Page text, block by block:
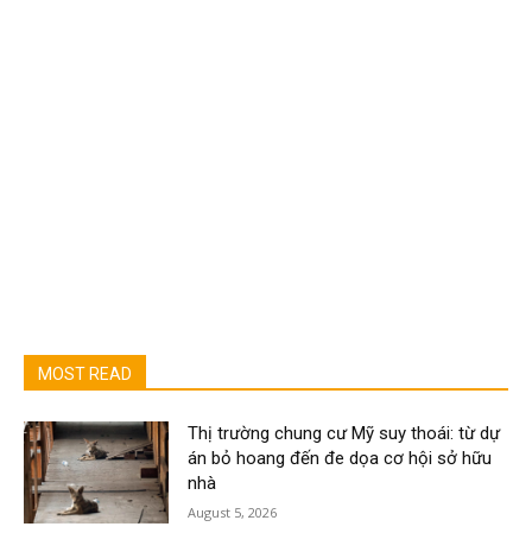
MOST READ
Thị trường chung cư Mỹ suy thoái: từ dự
án bỏ hoang đến đe dọa cơ hội sở hữu
nhà
August 5, 2026